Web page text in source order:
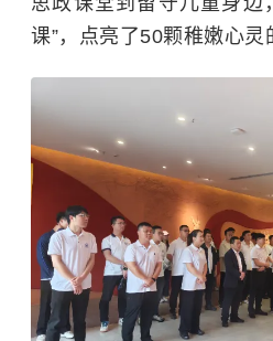
课”，点亮了50颗稚嫩心灵